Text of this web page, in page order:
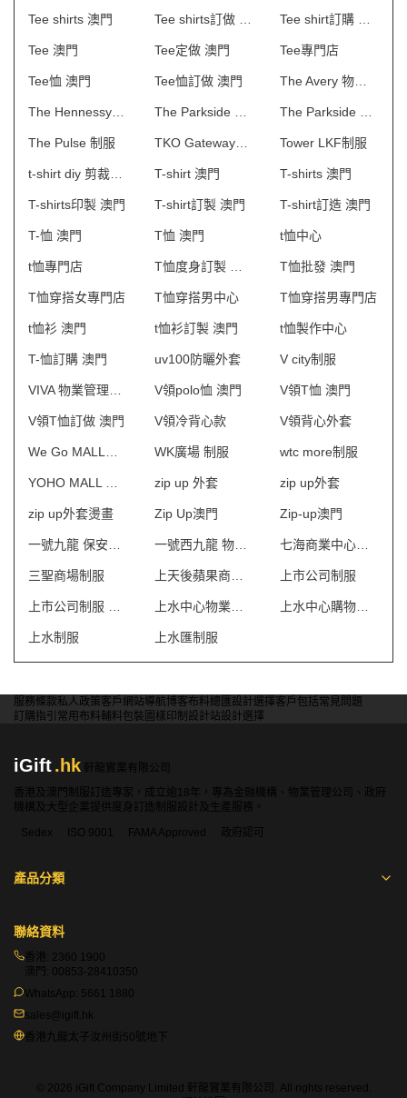
Tee shirts 澳門
Tee 澳門 Tee定做 澳門 Tee專門店
Tee恤 澳門 Tee恤訂做 澳門
The Pulse 制服 TKO Gateway制服 Tower LKF制服
T-shirt 澳門 T-shirts 澳門
T-shirts印製 澳門 T-shirt訂製 澳門 T-shirt訂造 澳門
T-恤 澳門 T恤 澳門 t恤中心
t恤專門店 T恤批發 澳門
T恤穿搭女專門店 T恤穿搭男中心 T恤穿搭男專門店
t恤衫 澳門 t恤衫訂製 澳門 t恤製作中心
T-恤訂購 澳門 uv100防曬外套 V city制服
V領polo恤 澳門 V領T恤 澳門
V領T恤訂做 澳門 V領冷背心款 V領背心外套
WK廣場 制服 wtc more制服
zip up 外套 zip up外套
zip up外套燙畫 Zip Up澳門 Zip-up澳門
一號西九龍 物業管理會所制服
三聖商場制服 上天後蘋果商業場制服 上市公司制服
上水中心物業管理會所制服
上水制服 上水匯制服
服務條款私人政策客戶 網站導航博客布料總匯設計選擇客戶包括常見問題
訂購指引 常用布料輔料包裝 圖樣印制 設計站設計選擇
iGift.hk
軒龍實業有限公司
香港及澳門制服訂造專家，成立逾18年，專為金融機構、物業管理公司、政府
機構及大型企業提供度身訂造制服設計及生產服務。
Sedex
ISO 9001 FAMA Approved 政府認可
產品分類
聯絡資料
香港: 2360 1900
澳門: 00853-28410350
WhatsApp: 5661 1880
sales@igift.hk
香港九龍太子汝州街50號地下
© 2026 iGift Company Limited 軒龍實業有限公司. All rights reserved.